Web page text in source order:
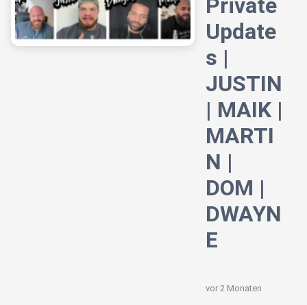
Private
Update
s |
JUSTIN
| MAIK |
MARTI
N |
DOM |
DWAYN
E
vor 2 Monaten